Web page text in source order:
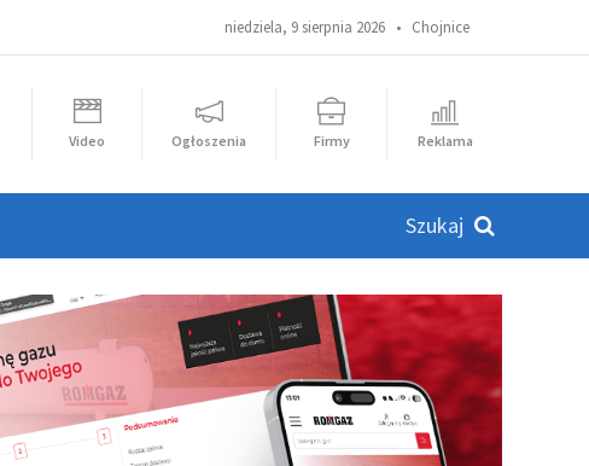
niedziela, 9 sierpnia 2026 • Chojnice
Video Ogłoszenia Firmy Reklama